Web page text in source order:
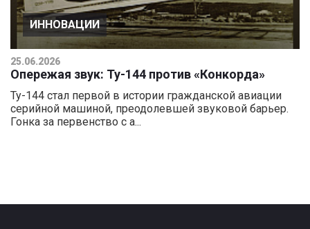
ИННОВАЦИИ
25.06.2026
Опережая звук: Ту-144 против «Конкорда»
Ту-144 стал первой в истории гражданской авиации
серийной машиной, преодолевшей звуковой барьер.
Гонка за первенство с а...